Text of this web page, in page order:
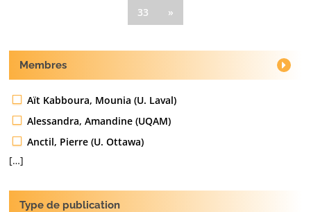
33 »
Membres
Aït Kabboura, Mounia (U. Laval)
Alessandra, Amandine (UQAM)
Anctil, Pierre (U. Ottawa)
[…]
Type de publication